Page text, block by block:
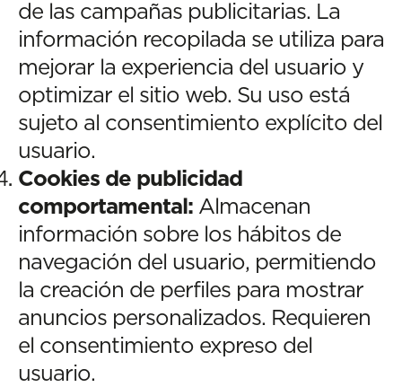
de las campañas publicitarias. La
información recopilada se utiliza para
mejorar la experiencia del usuario y
optimizar el sitio web. Su uso está
sujeto al consentimiento explícito del
usuario.
Cookies de publicidad
comportamental: Almacenan
información sobre los hábitos de
navegación del usuario, permitiendo
la creación de perfiles para mostrar
anuncios personalizados. Requieren
el consentimiento expreso del
usuario.